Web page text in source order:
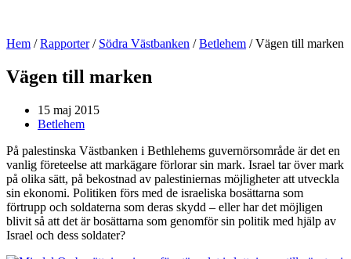
Hem /Rapporter/ Södra Västbanken /Betlehem /Vägen till marken
Vägen till marken
15 maj 2015
Betlehem
På palestinska Västbanken i Bethlehems guvernörsområde är det en
vanlig företeelse att markägare förlorar sin mark. Israel tar över mark
på olika sätt, på bekostnad av palestiniernas möjligheter att utveckla
sin ekonomi. Politiken förs med de israeliska bosättarna som
förtrupp och soldaterna som deras skydd – eller har det möjligen
blivit så att det är bosättarna som genomför sin politik med hjälp av
Israel och dess soldater?